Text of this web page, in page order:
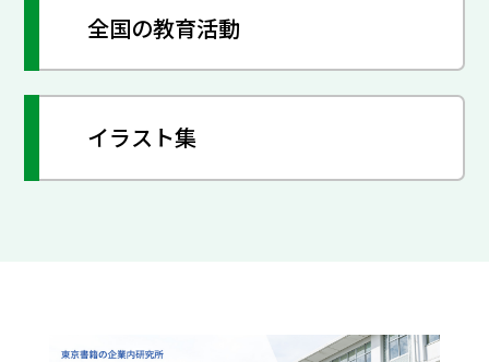
全国の教育活動
イラスト集